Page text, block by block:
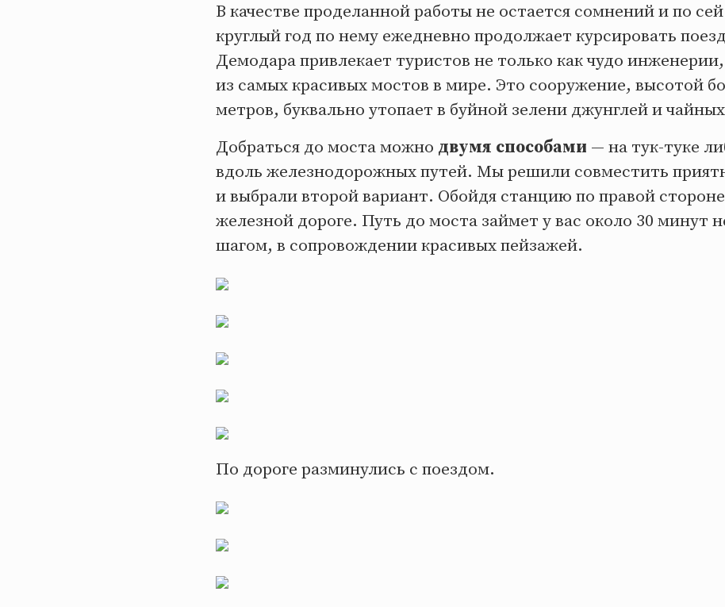
В качестве проделанной работы не остается сомнений и по
круглый год по нему ежедневно продолжает курсировать
Демодара привлекает туристов не только как чудо
из самых красивых мостов в мире. Это сооружение, высотой
метров, буквально утопает в буйной зелени джунглей и
Добраться до моста можно двумя способами — на тук-туке
вдоль железнодорожных путей. Мы решили совместить
и выбрали второй вариант. Обойдя станцию по правой
железной дороге. Путь до моста займет у вас около 30 минут
шагом, в сопровождении красивых пейзажей.
По дороге разминулись с поездом.